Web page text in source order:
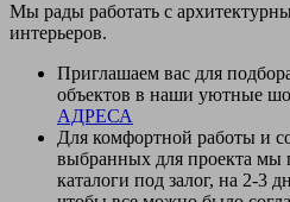
Мы рады работать с
интерьеров.
Приглашаем вас для
объектов в наши уютные
АДРЕСА
Для комфортной работы и
выбранных для проекта мы
каталоги под залог, на 2-3